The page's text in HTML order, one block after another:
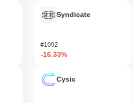
자와 암호화폐 애호가를 주요 대상으로
테마를 중심으로 한 독특한 디지털 경험
원합니다. 개발자와 콘텐츠 제작자와 같
API와 SDK를 활용하여 애플리케이션을
있습니다. 이러한 협력적 환경은 혁신
품, 게임 또는 사회적 상호작용과 같은
Syndicate
#1092
-16.33%
Cysic